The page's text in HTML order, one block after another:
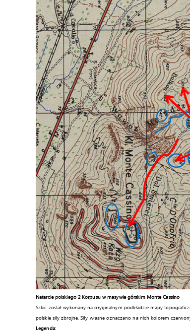
Natarcie polskiego 2 Korpusu w masywie górskim Monte Cassino
Szkic został wykonany na oryginalnym podkładzie mapy
polskie siły zbrojne. Siły własne oznaczano na nich kolorem
Legenda: